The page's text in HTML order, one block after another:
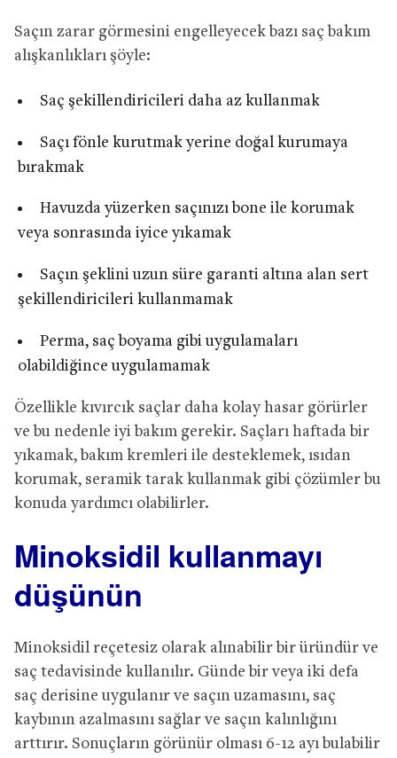
Saçın zarar görmesini engelleyecek bazı saç bakım
alışkanlıkları şöyle:
Saç şekillendiricileri daha az kullanmak
Saçı fönle kurutmak yerine doğal kurumaya
bırakmak
Havuzda yüzerken saçınızı bone ile korumak
veya sonrasında iyice yıkamak
Saçın şeklini uzun süre garanti altına alan sert
şekillendiricileri kullanmamak
Perma, saç boyama gibi uygulamaları
olabildiğince uygulamamak
Özellikle kıvırcık saçlar daha kolay hasar görürler
ve bu nedenle iyi bakım gerekir. Saçları haftada bir
yıkamak, bakım kremleri ile desteklemek, ısıdan
korumak, seramik tarak kullanmak gibi çözümler bu
konuda yardımcı olabilirler.
Minoksidil kullanmayı
düşünün
Minoksidil reçetesiz olarak alınabilir bir üründür ve
saç tedavisinde kullanılır. Günde bir veya iki defa
saç derisine uygulanır ve saçın uzamasını, saç
kaybının azalmasını sağlar ve saçın kalınlığını
arttırır. Sonuçların görünür olması 6-12 ayı bulabilir